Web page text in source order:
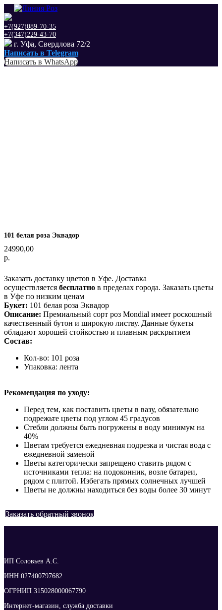
+7(927)089-70-35
+7(347)229-43-70
г. Уфа, Свердлова 72/2
Написать в Telegram
Написать в WhatsApp
101 белая роза Эквадор
24990,00
р.
Заказать доставку цветов в Уфе. Доставка
осуществляется бесплатно в пределах города. Заказать цветы
в Уфе по низким ценам
Букет: 101 белая роза Эквадор
Описание: Премиальный сорт роз Mondial имеет роскошный
качественный бутон и широкую листву. Данные букеты
обладают хорошей стойкостью и плавным раскрытием
Состав:
Кол-во: 101 роза
Упаковка: лента
Рекомендация по уходу:
Перед тем, как поставить цветы в вазу, обязательно
подрежьте цветы под углом 45 градусов
Стебли должны быть погружены в воду минимум на
40%
Цветам требуется ежедневная подрезка и чистая вода с
ежедневной заменой
Цветы категорически запрещено ставить рядом с
источниками тепла: на подоконник, возле батареи,
рядом с плитой. Избегать прямых солнечных лучшей
Цветы не должны находиться без воды более 30 минут
Заказать обратный звонок
ИП Соловьев А.С.
ИНН 027400797682
ОГРНИП 315028000067790
Интернет-магазин, служба доставки